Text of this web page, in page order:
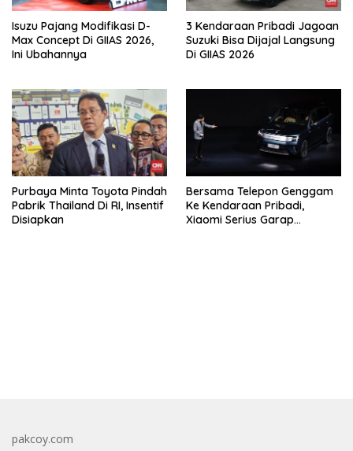
Isuzu Pajang Modifikasi D-
Max Concept Di GIIAS 2026,
Ini Ubahannya
3 Kendaraan Pribadi Jagoan
Suzuki Bisa Dijajal Langsung
Di GIIAS 2026
Purbaya Minta Toyota Pindah
Pabrik Thailand Di RI, Insentif
Disiapkan
Bersama Telepon Genggam
Ke Kendaraan Pribadi,
Xiaomi Serius Garap
pakcoy.com